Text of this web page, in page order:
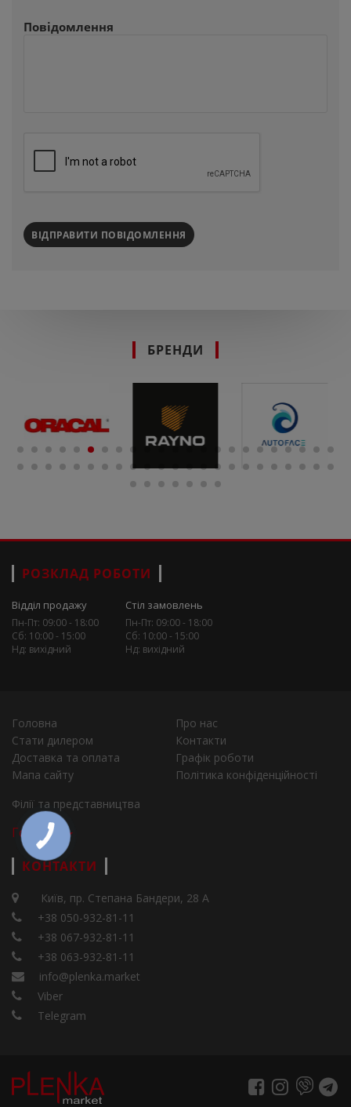
Повідомлення
ВІДПРАВИТИ ПОВІДОМЛЕННЯ
БРЕНДИ
РОЗКЛАД РОБОТИ
Відділ продажу
Пн-Пт: 09:00 - 18:00
Сб: 10:00 - 15:00
Нд: вихідний
Стіл замовлень
Пн-Пт: 09:00 - 18:00
Сб: 10:00 - 15:00
Нд: вихідний
Головна
Про нас
Стати дилером
Контакти
Доставка та оплата
Графік роботи
Мапа сайту
Політика конфіденційності
Філії та представництва
Города
КОНТАКТИ
Київ, пр. Степана Бандери, 28 А
+38 050-932-81-11
+38 067-932-81-11
+38 063-932-81-11
info@plenka.market
Viber
Telegram